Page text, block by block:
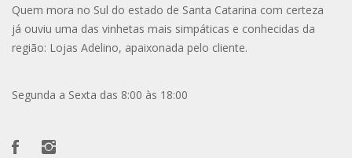
Quem mora no Sul do estado de Santa Catarina com certeza
já ouviu uma das vinhetas mais simpáticas e conhecidas da
região: Lojas Adelino, apaixonada pelo cliente.
Segunda a Sexta das 8:00 às 18:00